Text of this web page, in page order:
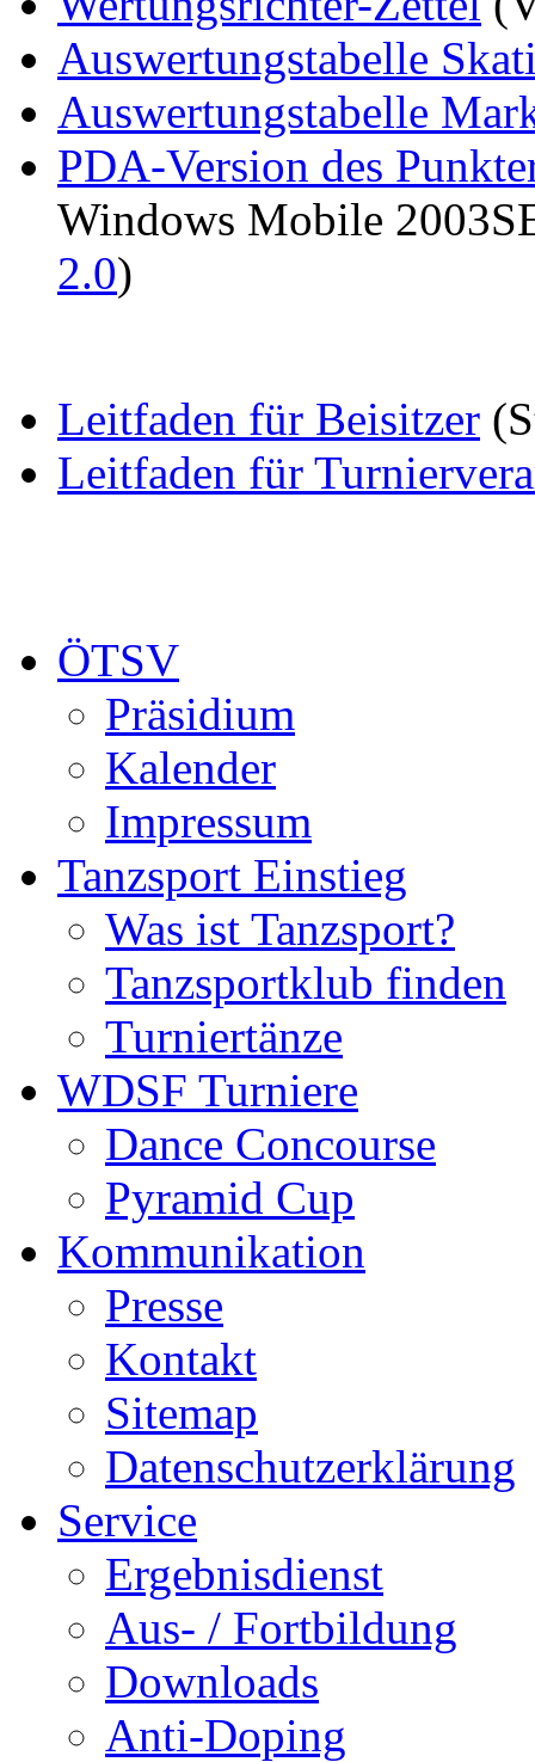
Auswertungstabelle
Auswertungstabelle
PDA-Version des
Windows Mobile
2.0)
Leitfaden für Beisitzer
Leitfaden für
ÖTSV
Präsidium
Kalender
Impressum
Tanzsport Einstieg
Was ist Tanzsport?
Tanzsportklub finden
Turniertänze
WDSF Turniere
Dance Concourse
Pyramid Cup
Kommunikation
Presse
Kontakt
Sitemap
Datenschutzerklärung
Service
Ergebnisdienst
Aus- / Fortbildung
Downloads
Anti-Doping